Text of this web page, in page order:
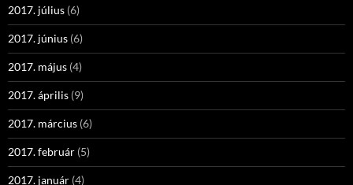
2017. július (6)
2017. június (6)
2017. május (4)
2017. április (9)
2017. március (6)
2017. február (5)
2017. január (4)